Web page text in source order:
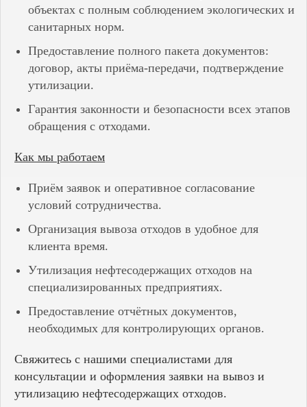
объектах с полным соблюдением экологических и
санитарных норм.
Предоставление полного пакета документов:
договор, акты приёма-передачи, подтверждение
утилизации.
Гарантия законности и безопасности всех этапов
обращения с отходами.
Как мы работаем
Приём заявок и оперативное согласование
условий сотрудничества.
Организация вывоза отходов в удобное для
клиента время.
Утилизация нефтесодержащих отходов на
специализированных предприятиях.
Предоставление отчётных документов,
необходимых для контролирующих органов.
Свяжитесь с нашими специалистами для
консультации и оформления заявки на вывоз и
утилизацию нефтесодержащих отходов.